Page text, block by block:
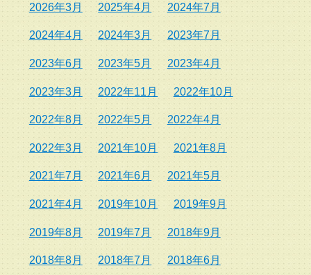
2026年3月 2025年4月 2024年7月
2024年4月 2024年3月 2023年7月
2023年6月 2023年5月 2023年4月
2023年3月 2022年11月 2022年10月
2022年8月 2022年5月 2022年4月
2022年3月 2021年10月 2021年8月
2021年7月 2021年6月 2021年5月
2021年4月 2019年10月 2019年9月
2019年8月 2019年7月 2018年9月
2018年8月 2018年7月 2018年6月